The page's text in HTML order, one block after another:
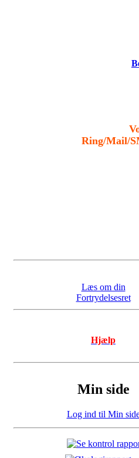
Ring/Mail/
Læs om din
Fortrydelsesret
Hjælp
Min side
Log ind til Min